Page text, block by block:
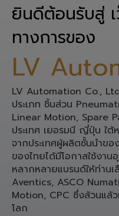
ยินดีต้อนรับสู่ เ
ทางการของ
LV
LV Automation Co.,
ประเภท ชิ้นส่วน
Linear Motion, Spare
ประเทศ เยอรมนี ญี่ปุ่น ใต้
จากประเทศผู้ผลิตชั้นนำข
ของไทยได้มีโอกาสใช้งา
หลากหลายแบรนด์ให้ท่าน
Aventics, ASCO
Motion, CPC ซึ่งล้วนแล้
โลก